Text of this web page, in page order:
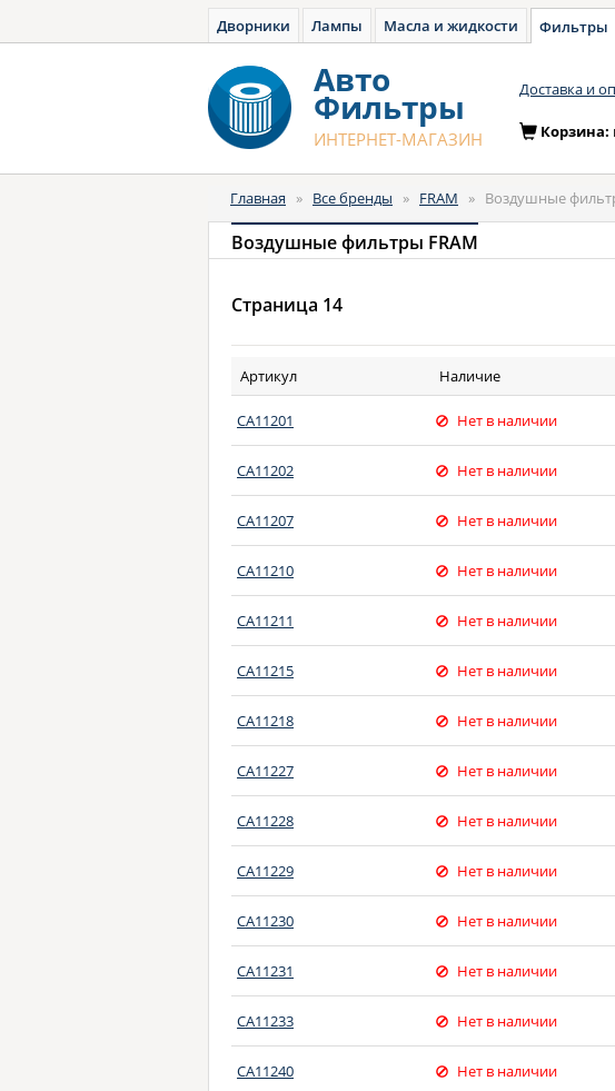
Дворники Лампы Масла и жидкости Фильтры
Авто
Фильтры
ИНТЕРНЕТ-МАГАЗИН
Доставка и
Корзина:
Главная » Все бренды » FRAM » Воздушные
Воздушные фильтры FRAM
Страница 14
Артикул Наличие
CA11201 Нет в наличии
CA11202 Нет в наличии
CA11207 Нет в наличии
CA11210 Нет в наличии
CA11211 Нет в наличии
CA11215 Нет в наличии
CA11218 Нет в наличии
CA11227 Нет в наличии
CA11228 Нет в наличии
CA11229 Нет в наличии
CA11230 Нет в наличии
CA11231 Нет в наличии
CA11233 Нет в наличии
CA11240 Нет в наличии